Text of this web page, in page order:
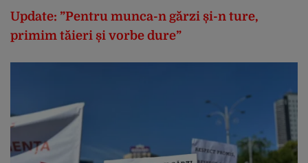
Update: ”Pentru munca-n gărzi și-n ture,
primim tăieri și vorbe dure”